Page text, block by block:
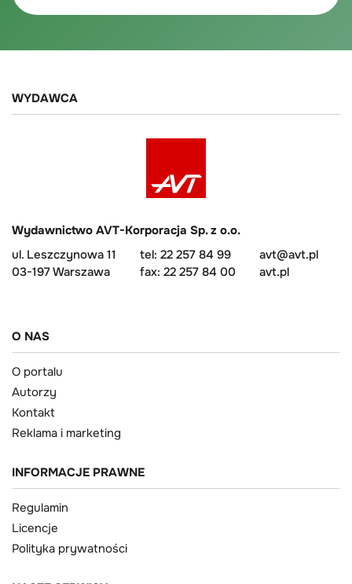
WYDAWCA
Wydawnictwo AVT-Korporacja Sp. z o.o.
ul. Leszczynowa 11
03-197 Warszawa
tel: 22 257 84 99
fax: 22 257 84 00
avt@avt.pl
avt.pl
O NAS
O portalu
Autorzy
Kontakt
Reklama i marketing
INFORMACJE PRAWNE
Regulamin
Licencje
Polityka prywatności